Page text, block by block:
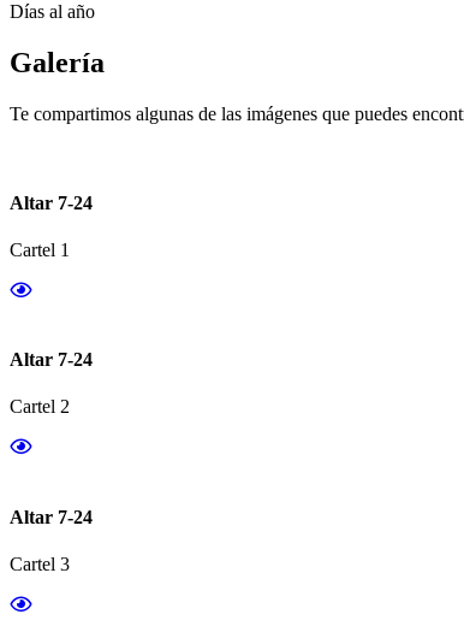
Días al año
Galería
Te compartimos algunas de las imágenes que puedes
Altar 7-24
Cartel 1
Altar 7-24
Cartel 2
Altar 7-24
Cartel 3